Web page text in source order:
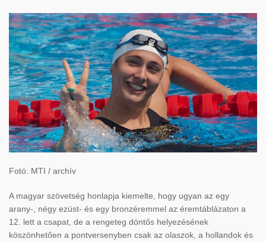
Fotó: MTI / archív
A magyar szövetség honlapja kiemelte, hogy ugyan az egy
arany-, négy ezüst- és egy bronzéremmel az éremtáblázaton a
12. lett a csapat, de a rengeteg döntős helyezésének
köszönhetően a pontversenyben csak az olaszok, a hollandok és